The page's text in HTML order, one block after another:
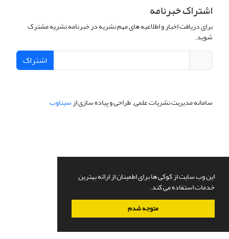
این وب سایت از کوکی ها برای اطمینان از ارائه بهترین
خدمات استفاده می کند.
متوجه شدم
اشتراک خبرنامه
برای دریافت اخبار و اطلاعیه های مهم نشریه در خبرنامه نشریه مشترک
شوید.
اشتراک
سامانه مدیریت نشریات علمی.طراحی و پیاده سازی ازسیناوب